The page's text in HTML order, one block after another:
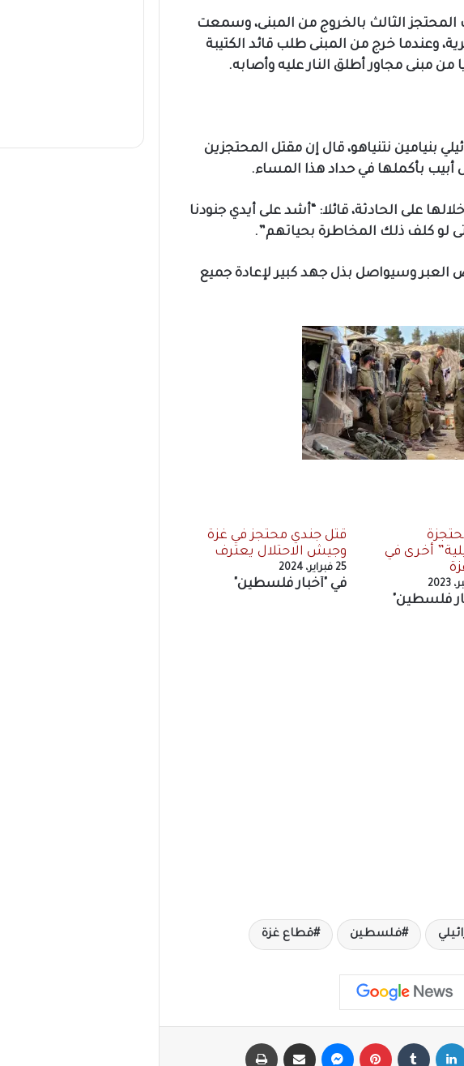
الثالث بالخروج من المبنى، وسمعت
وعندما خرج من المبنى طلب قائد الكتيبة
من مبنى مجاور أطلق النار عليه وأصابه.
بنيامين نتنياهو، قال إن مقتل المحتجزين
أبيب بأكملها في حداد هذا المساء.
على الحادثة، قائلا: “أشد على أيدي جنودنا
لو كلف ذلك المخاطرة بحياتهم”.
وسيواصل بذل جهد كبير لإعادة جميع
أخرى في
فلسطين"
قتل جندي محتجز في غزة
وجيش الاحتلال يعترف
25 فبراير، 2024
في "أخبار فلسطين"
فلسطين قطاع غزة